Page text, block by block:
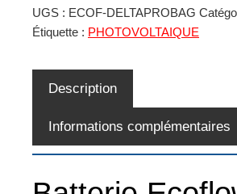
UGS : ECOF-DELTAPROBAG
Étiquette : PHOTOVOLTAIQUE
Description
Informations complémentaires